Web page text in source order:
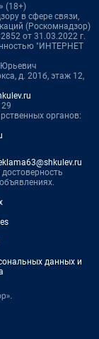
(18+)
в сфере связи,
(Роскомнадзор)
от 31.03.2022 г.
"ИНТЕРНЕТ
Юрьевич
д. 201б, этаж 12,
органов:
данных и